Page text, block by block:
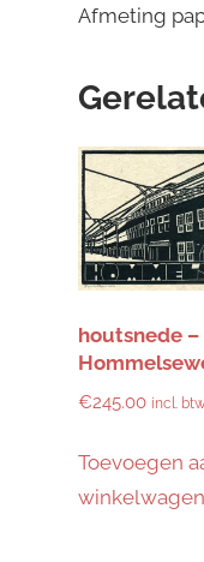
Afmeting
houtsnede –
€245.00 incl.
Toevoegen
winkelwagen